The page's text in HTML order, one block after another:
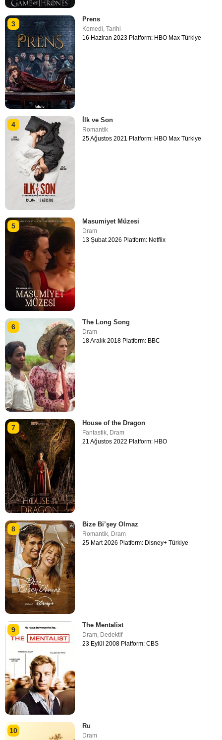
3
Prens
Komedi,Tarihi
16 Haziran 2023 Platform: HBO Max Türkiye
4
İlk ve Son
Romantik
25 Ağustos 2021 Platform: HBO Max Türkiye
5
Masumiyet Müzesi
Dram
13 Şubat 2026 Platform: Netflix
6
The Long Song
Dram
18 Aralık 2018 Platform: BBC
7
House of the Dragon
Fantastik, Dram
21 Ağustos 2022 Platform: HBO
8
Bize Bi’şey Olmaz
Romantik Dram
25 Mart 2026 Platform: Disney+ Türkiye
9
The Mentalist
Dram, Dedektif
23 Eylül 2008 Platform: CBS
10
Ru
Dram